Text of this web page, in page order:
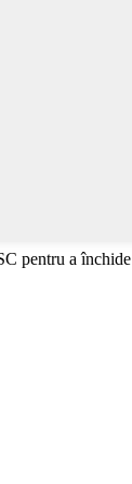
pentru a închide